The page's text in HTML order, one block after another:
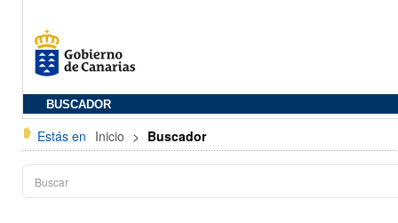
BUSCADOR
Estás en Inicio > Buscador